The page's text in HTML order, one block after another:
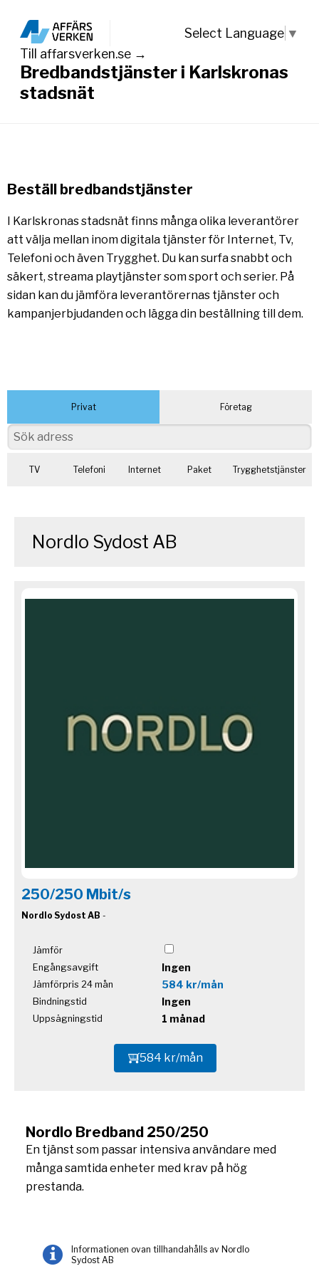
Bredbandstjänster i Karlskronas
stadsnät
Select Language ▼
Till affarsverken.se →
Beställ bredbandstjänster
I Karlskronas stadsnät finns många olika leverantörer
att välja mellan inom digitala tjänster för Internet, Tv,
Telefoni och även Trygghet. Du kan surfa snabbt och
säkert, streama playtjänster som sport och serier. På
sidan kan du jämföra leverantörernas tjänster och
kampanjerbjudanden och lägga din beställning till dem.
Privat Företag
TV Telefoni Internet Paket Trygghetstjänster
Nordlo Sydost AB
250/250 Mbit/s
Nordlo Sydost AB -
Jämför
Engångsavgift
Ingen
Jämförpris 24 mån 584 kr/mån
Bindningstid Ingen
Uppsägningstid 1 månad
584 kr/mån
Nordlo Bredband 250/250
En tjänst som passar intensiva användare med
många samtida enheter med krav på hög
prestanda.
Informationen ovan tillhandahålls av Nordlo
Sydost AB